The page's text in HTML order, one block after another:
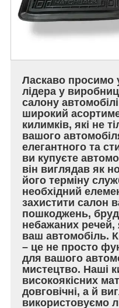
Ласкаво просимо
лідера у
салону
широкий
килимків, які не
вашого
елегантного та
ви купуєте
він виглядав як
його терміну
необхідний
захистити салон
пошкоджень,
небажаних речей,
ваш автомобіль.
– це не просто
для вашого
мистецтво. Наші
високоякісних
довговічні, а й
використовуємо